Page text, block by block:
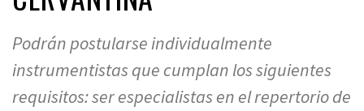
Podrán postularse individualmente
instrumentistas que cumplan los siguientes
requisitos: ser especialistas en el repertorio de